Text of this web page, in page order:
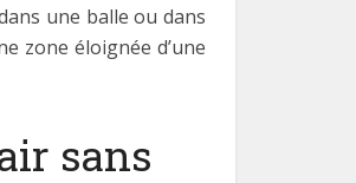
une balle ou dans
zone éloignée d’une
sans